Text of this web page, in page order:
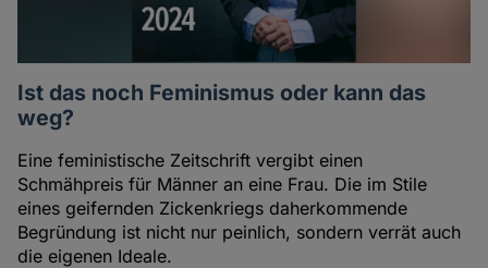
Ist das noch Feminismus oder kann das
weg?
Eine feministische Zeitschrift vergibt einen
Schmähpreis für Männer an eine Frau. Die im Stile
eines geifernden Zickenkriegs daherkommende
Begründung ist nicht nur peinlich, sondern verrät auch
die eigenen Ideale.